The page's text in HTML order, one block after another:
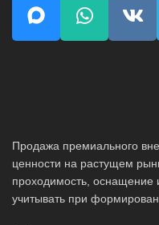
Продажа премиального
ценности на растущем
проходимость, оснащение
учитывать при